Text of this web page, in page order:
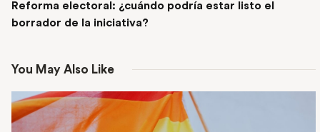
Reforma electoral: ¿cuándo podría estar listo el
borrador de la iniciativa?
You May Also Like